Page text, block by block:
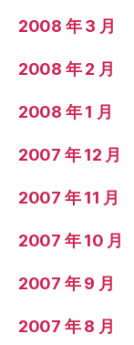
2008 年 3 月
2008 年 2 月
2008 年 1 月
2007 年 12 月
2007 年 11 月
2007 年 10 月
2007 年 9 月
2007 年 8 月